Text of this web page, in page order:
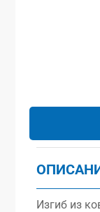
Изгиб из